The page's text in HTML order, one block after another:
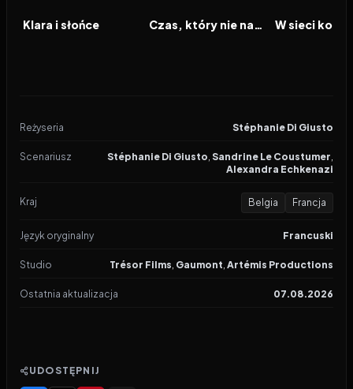
FILM
Klara i słońce FILM Czas, który nie nadszedł FILM
Reżyseria Stéphanie Di Giusto
Scenariusz Stéphanie Di Giusto, Sandrine Le Coustumer,
Alexandra Echkenazi
Kraj Belgia Francja
Język oryginalny Francuski
Studio Trésor Films, Gaumont, Artémis Productions
Ostatnia aktualizacja 07.08.2026
UDOSTĘPNIJ